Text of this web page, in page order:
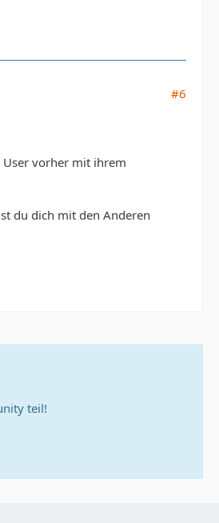
#6
vorher mit ihrem
du dich mit den Anderen
teil!